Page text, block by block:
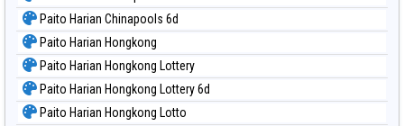
Paito Harian Chinapools 6d
Paito Harian Hongkong
Paito Harian Hongkong Lottery
Paito Harian Hongkong Lottery 6d
Paito Harian Hongkong Lotto